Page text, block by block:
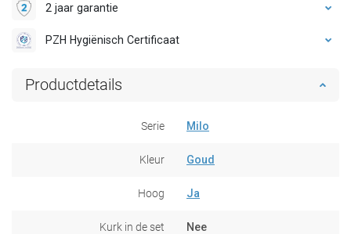
2 jaar garantie
PZH Hygiënisch Certificaat
Productdetails
Serie Milo
Kleur Goud
Hoog Ja
Kurk in de set Nee